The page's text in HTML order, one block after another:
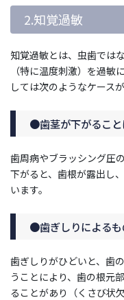
2.知覚過敏
知覚過敏とは、虫歯では
（特に温度刺激）を過
しては次のようなケースが
●歯茎が下がること
歯周病やブラッシング圧
下がると、歯根が露出し
います。
●歯ぎしりによるも
歯ぎしりがひどいと、歯
うことにより、歯の根元
ることがあり（くさび状